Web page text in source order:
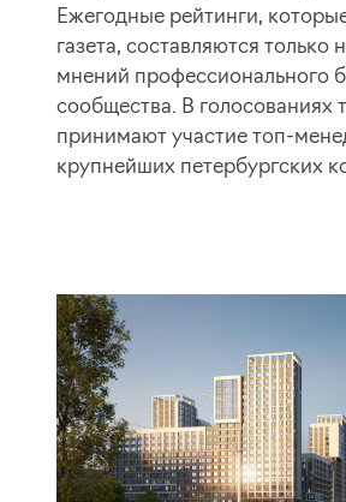
Ежегодные рейтинги,
газета, составляются только
мнений профессионального
сообщества. В голосованиях
принимают участие топ-
крупнейших петербургских